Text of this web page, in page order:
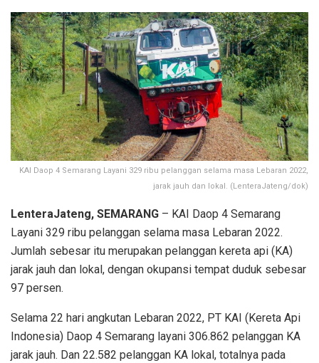
KAI Daop 4 Semarang Layani 329 ribu pelanggan selama masa Lebaran 2022,
jarak jauh dan lokal. (LenteraJateng/dok)
LenteraJateng, SEMARANG – KAI Daop 4 Semarang
Layani 329 ribu pelanggan selama masa Lebaran 2022.
Jumlah sebesar itu merupakan pelanggan kereta api (KA)
jarak jauh dan lokal, dengan okupansi tempat duduk sebesar
97 persen.
Selama 22 hari angkutan Lebaran 2022, PT KAI (Kereta Api
Indonesia) Daop 4 Semarang layani 306.862 pelanggan KA
jarak jauh. Dan 22.582 pelanggan KA lokal, totalnya pada